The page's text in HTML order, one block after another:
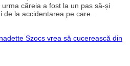
miraculos
de
la
fotbalist
căreia a fost la un pas să-și
la accidentarea pe care...